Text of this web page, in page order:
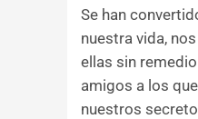
Se han
nuestra vida,
ellas sin
amigos a los
nuestros